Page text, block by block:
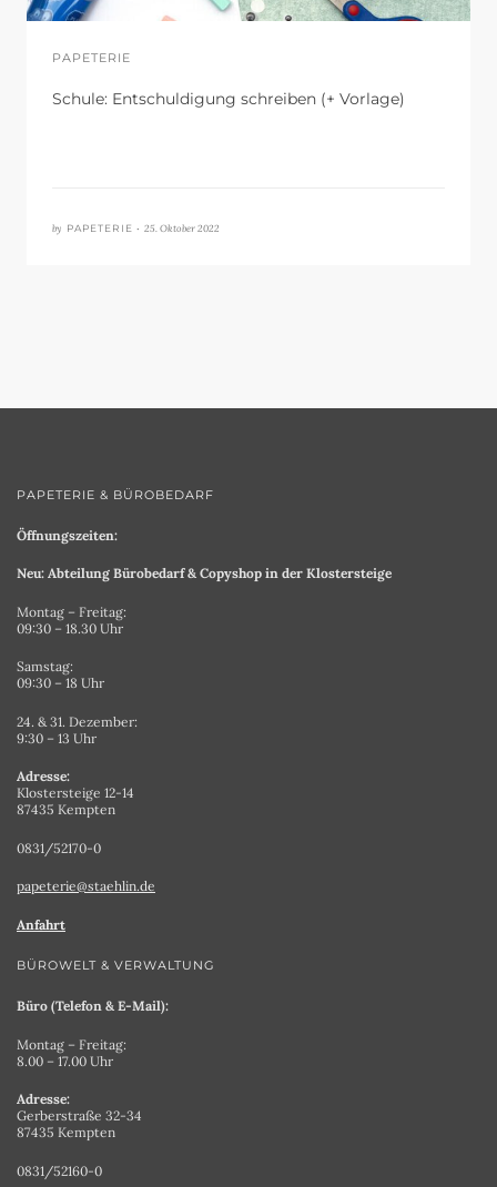
PAPETERIE
Schule: Entschuldigung schreiben (+ Vorlage)
by PAPETERIE • 25. Oktober 2022
PAPETERIE & BÜROBEDARF
Öffnungszeiten:
Neu: Abteilung Bürobedarf & Copyshop in der Klostersteige
Montag – Freitag:
09:30 – 18.30 Uhr
Samstag:
09:30 – 18 Uhr
24. & 31. Dezember:
9:30 – 13 Uhr
Adresse:
Klostersteige 12-14
87435 Kempten
0831/52170-0
papeterie@staehlin.de
Anfahrt
BÜROWELT & VERWALTUNG
Büro (Telefon & E-Mail):
Montag – Freitag:
8.00 – 17.00 Uhr
Adresse:
Gerberstraße 32-34
87435 Kempten
0831/52160-0